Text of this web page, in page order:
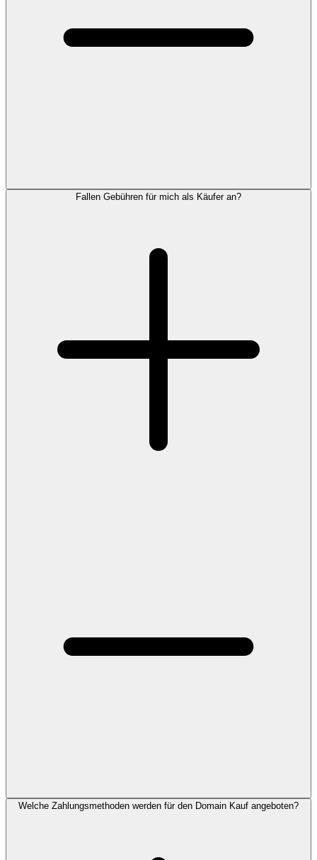
Fallen Gebühren für mich als Käufer an?
Welche Zahlungsmethoden werden für den Domain Kauf angeboten?